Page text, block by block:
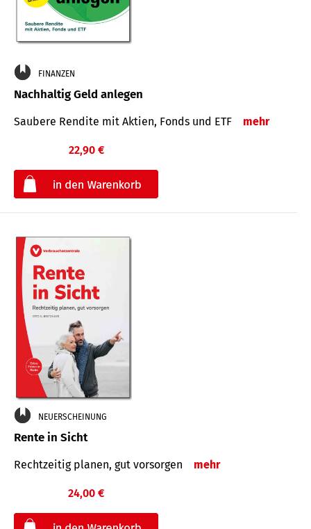
FINANZEN
Nachhaltig Geld anlegen
Saubere Rendite mit Aktien, Fonds und ETF mehr
22,90 €
NEUERSCHEINUNG
Rente in Sicht
Rechtzeitig planen, gut vorsorgen mehr
24,00 €